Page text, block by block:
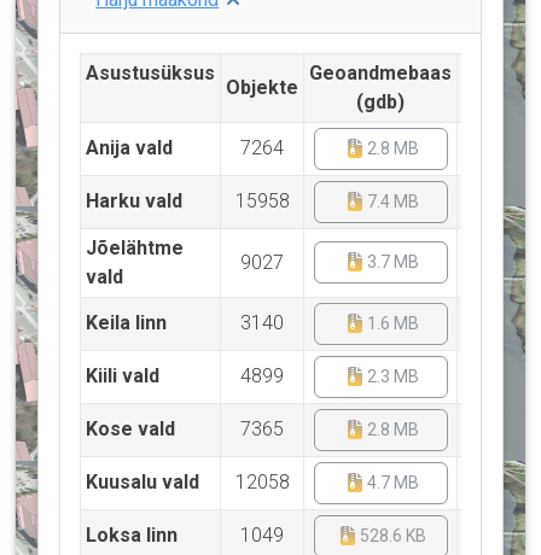
Asustusüksus
Objekte
Geoandmebaas
(gdb)
Anija vald 7264 2.8 MB
Harku vald 15958 7.4 MB
Jõelähtme
vald
9027 3.7 MB
Keila linn 3140 1.6 MB
Kiili vald 4899 2.3 MB
Kose vald 7365 2.8 MB
Kuusalu vald 12058 4.7 MB
Loksa linn 1049 528.6 KB